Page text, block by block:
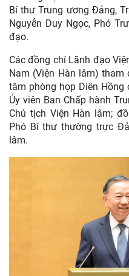
Bí thư Trung ương Đảng,
Nguyễn Duy Ngọc, Phó
đạo.
Các đồng chí Lãnh đạo
Nam (Viện Hàn lâm)
tâm phòng họp Diên Hồng
Ủy viên Ban Chấp hành
Chủ tịch Viện Hàn lâm;
Phó Bí thư thường trực
lâm.